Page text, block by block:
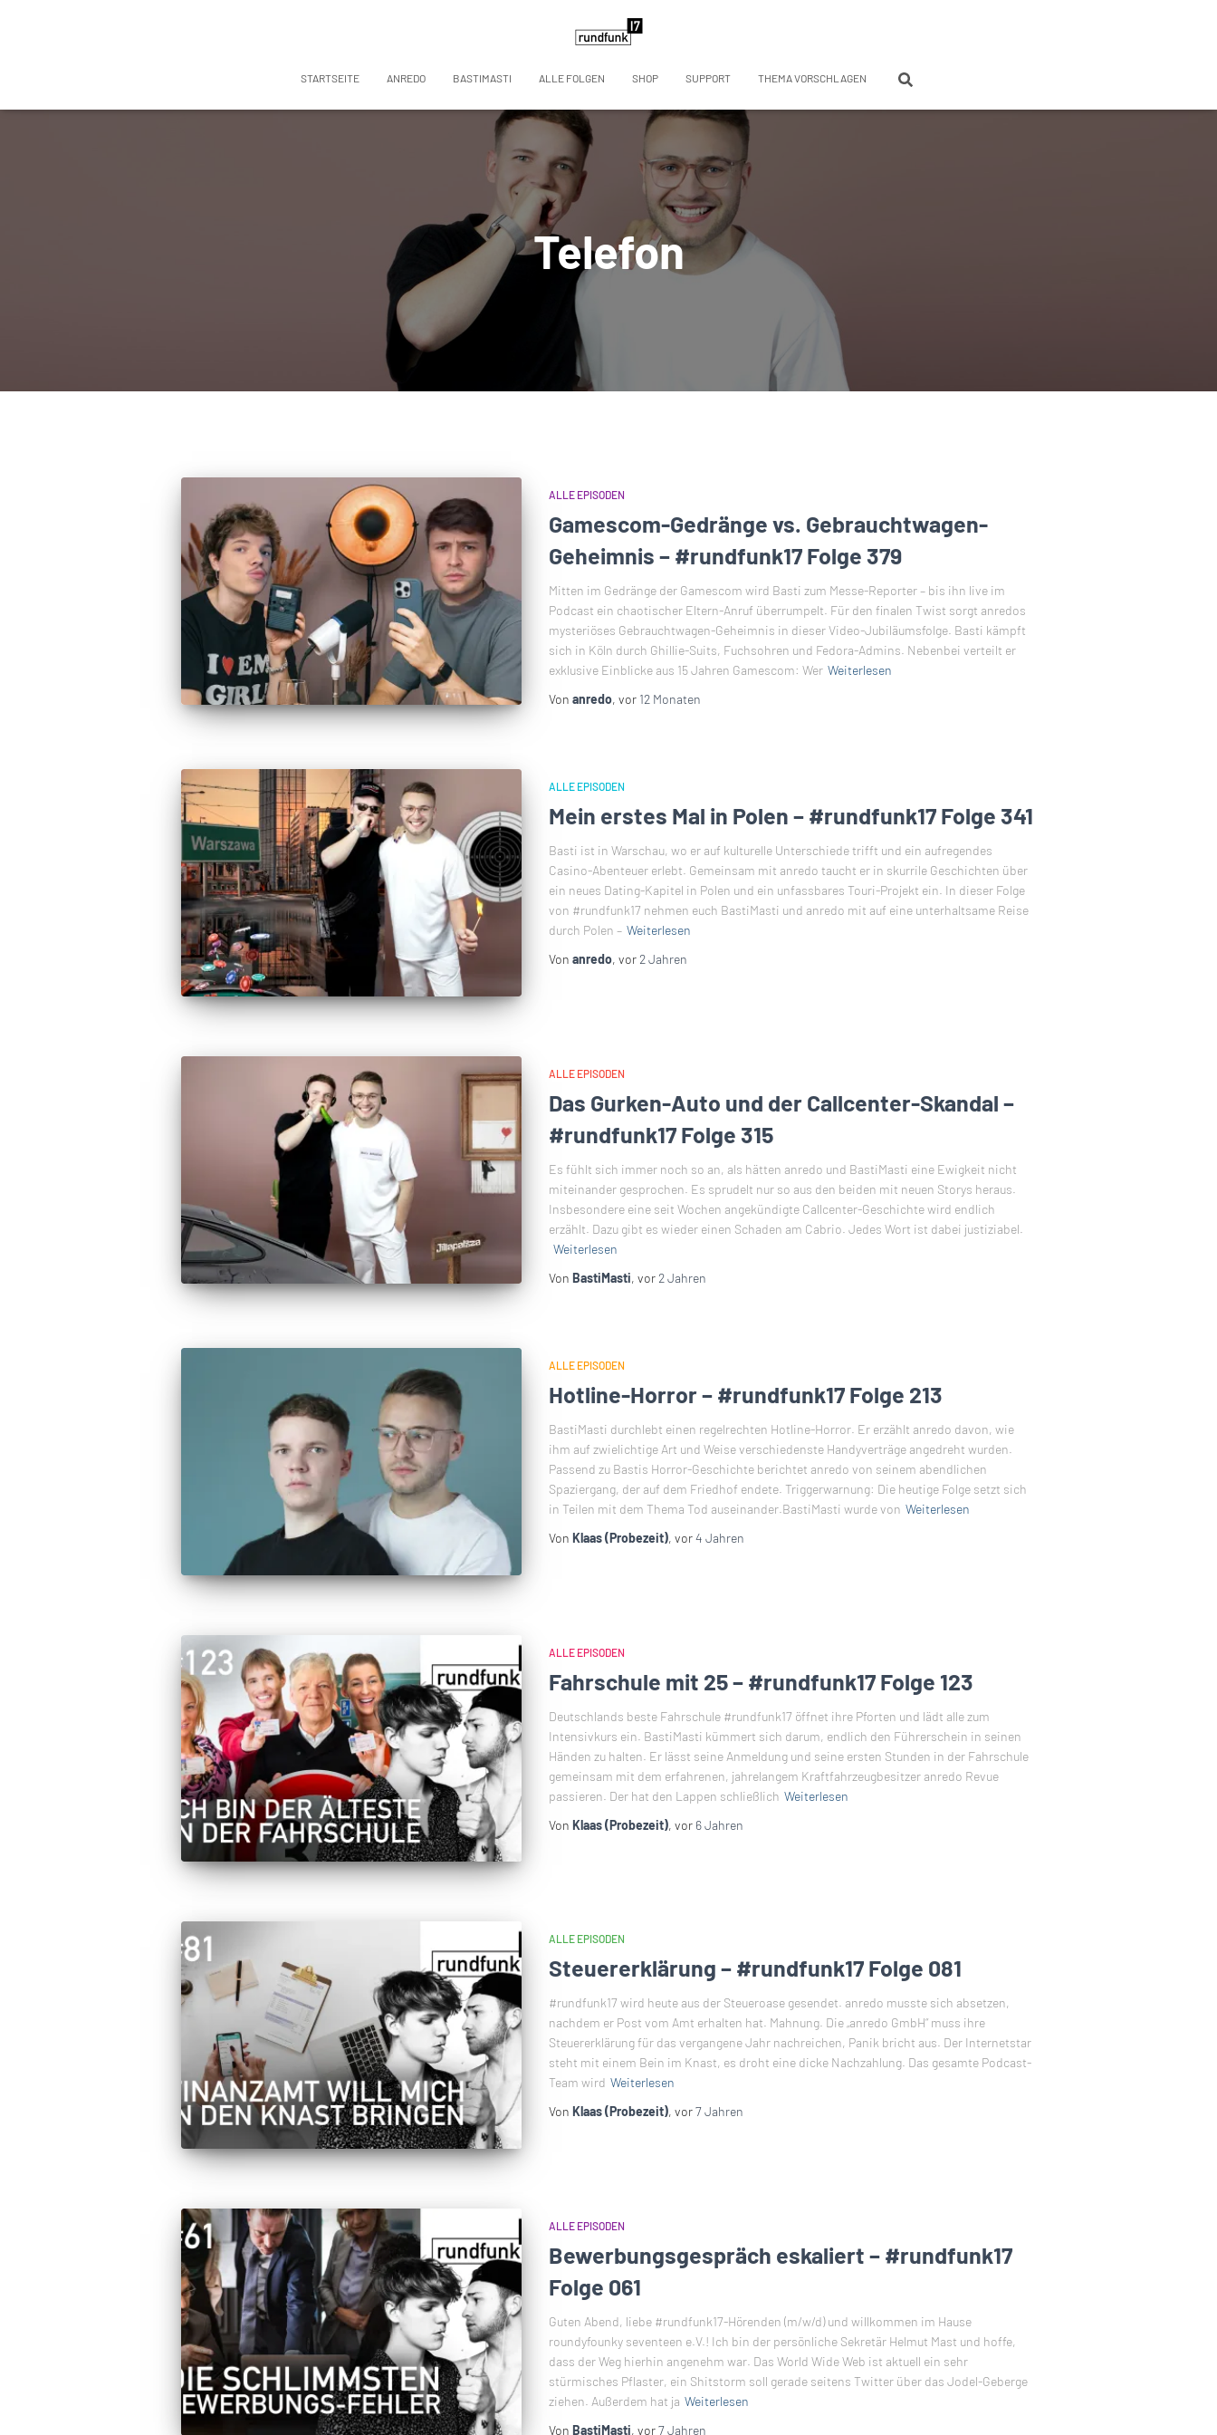
STARTSEITE ANREDO BASTIMASTI ALLE FOLGEN SHOP SUPPORT THEMA VORSCHLAGEN
Telefon
ALLE EPISODEN
Gamescom-Gedränge vs. Gebrauchtwagen-
Geheimnis – #rundfunk17 Folge 379
Mitten im Gedränge der Gamescom wird Basti zum Messe-Reporter – bis ihn live im
Podcast ein chaotischer Eltern-Anruf überrumpelt. Für den finalen Twist sorgt anredos
mysteriöses Gebrauchtwagen-Geheimnis in dieser Video-Jubiläumsfolge. Basti kämpft
sich in Köln durch Ghillie-Suits, Fuchsohren und Fedora-Admins. Nebenbei verteilt er
exklusive Einblicke aus 15 Jahren Gamescom: Wer Weiterlesen
Von anredo, vor 12 Monaten
ALLE EPISODEN
Mein erstes Mal in Polen – #rundfunk17 Folge 341
Basti ist in Warschau, wo er auf kulturelle Unterschiede trifft und ein aufregendes
Casino-Abenteuer erlebt. Gemeinsam mit anredo taucht er in skurrile Geschichten über
ein neues Dating-Kapitel in Polen und ein unfassbares Touri-Projekt ein. In dieser Folge
von #rundfunk17 nehmen euch BastiMasti und anredo mit auf eine unterhaltsame Reise
durch Polen – Weiterlesen
Von anredo, vor 2 Jahren
ALLE EPISODEN
Das Gurken-Auto und der Callcenter-Skandal –
#rundfunk17 Folge 315
Es fühlt sich immer noch so an, als hätten anredo und BastiMasti eine Ewigkeit nicht
miteinander gesprochen. Es sprudelt nur so aus den beiden mit neuen Storys heraus.
Insbesondere eine seit Wochen angekündigte Callcenter-Geschichte wird endlich
erzählt. Dazu gibt es wieder einen Schaden am Cabrio. Jedes Wort ist dabei justiziabel.
Weiterlesen
Von BastiMasti, vor 2 Jahren
ALLE EPISODEN
Hotline-Horror – #rundfunk17 Folge 213
BastiMasti durchlebt einen regelrechten Hotline-Horror. Er erzählt anredo davon, wie
ihm auf zwielichtige Art und Weise verschiedenste Handyverträge angedreht wurden.
Passend zu Bastis Horror-Geschichte berichtet anredo von seinem abendlichen
Spaziergang, der auf dem Friedhof endete. Triggerwarnung: Die heutige Folge setzt sich
in Teilen mit dem Thema Tod auseinander.BastiMasti wurde von Weiterlesen
Von Klaas (Probezeit), vor4 Jahren
ALLE EPISODEN
Fahrschule mit 25 – #rundfunk17 Folge 123
Deutschlands beste Fahrschule #rundfunk17 öffnet ihre Pforten und lädt alle zum
Intensivkurs ein. BastiMasti kümmert sich darum, endlich den Führerschein in seinen
Händen zu halten. Er lässt seine Anmeldung und seine ersten Stunden in der Fahrschule
gemeinsam mit dem erfahrenen, jahrelangem Kraftfahrzeugbesitzer anredo Revue
passieren. Der hat den Lappen schließlich Weiterlesen
Von Klaas (Probezeit), vor 6 Jahren
ALLE EPISODEN
Steuererklärung – #rundfunk17 Folge 081
#rundfunk17 wird heute aus der Steueroase gesendet. anredo musste sich absetzen,
nachdem er Post vom Amt erhalten hat. Mahnung. Die „anredo GmbH“ muss ihre
Steuererklärung für das vergangene Jahr nachreichen, Panik bricht aus. Der Internetstar
steht mit einem Bein im Knast, es droht eine dicke Nachzahlung. Das gesamte Podcast-
Team wird Weiterlesen
Von Klaas (Probezeit), vor7 Jahren
ALLE EPISODEN
Bewerbungsgespräch eskaliert – #rundfunk17
Folge 061
Guten Abend, liebe #rundfunk17-Hörenden (m/w/d) und willkommen im Hause
roundyfounky seventeen e.V.! Ich bin der persönliche Sekretär Helmut Mast und hoffe,
dass der Weg hierhin angenehm war. Das World Wide Web ist aktuell ein sehr
stürmisches Pflaster, ein Shitstorm soll gerade seitens Twitter über das Jodel-Geberge
ziehen. Außerdem hat ja Weiterlesen
Von BastiMasti, vor7 Jahren